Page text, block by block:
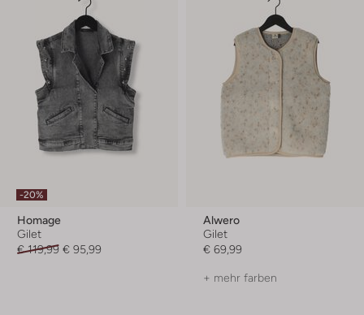
-20%
Homage
Gilet
€ 119,99 € 95,99
Alwero
Gilet
€ 69,99
+ mehr farben